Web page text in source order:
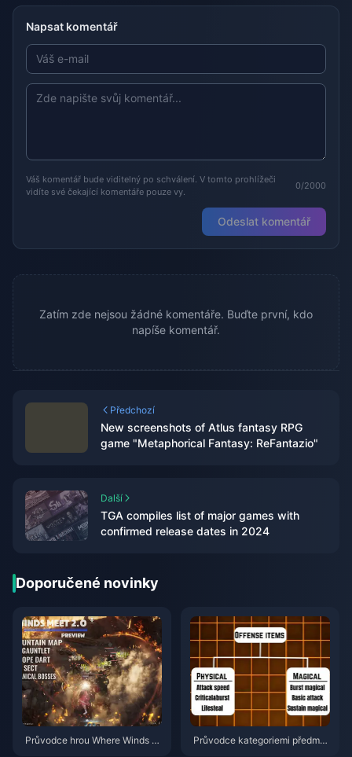
Napsat komentář
Váš komentář bude viditelný po schválení. V tomto prohlížeči
vidíte své čekající komentáře pouze vy.
0/2000
Odeslat komentář
Zatím zde nejsou žádné komentáře. Buďte první, kdo
napíše komentář.
Předchozí
New screenshots of Atlus fantasy RPG
game "Metaphorical Fantasy: ReFantazio"
Další
TGA compiles list of major games with
confirmed release dates in 2024
Doporučené novinky
Průvodce hrou Where Winds M
Průvodce kategoriemi předmět